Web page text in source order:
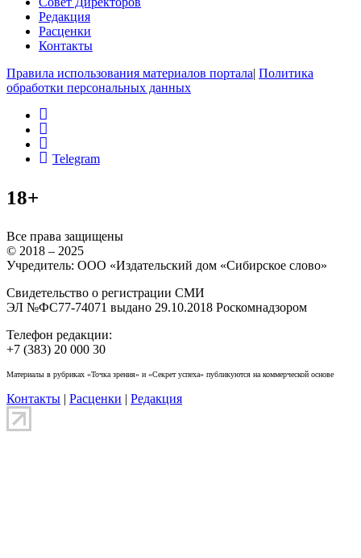
Редакция
Расценки
Контакты
Правила использования материалов портала| Политика
обработки персональных данных
Telegram
18+
Все права защищены
© 2018 – 2025
Учредитель: ООО «Издательский дом «Сибирское слово»
Свидетельство о регистрации СМИ
ЭЛ №ФС77-74071 выдано 29.10.2018 Роскомнадзором
Телефон редакции:
+7 (383) 20 000 30
Материалы в рубриках «Точка зрения» и «Секрет успеха» публикуются на коммерческой основе
Контакты | Расценки | Редакция